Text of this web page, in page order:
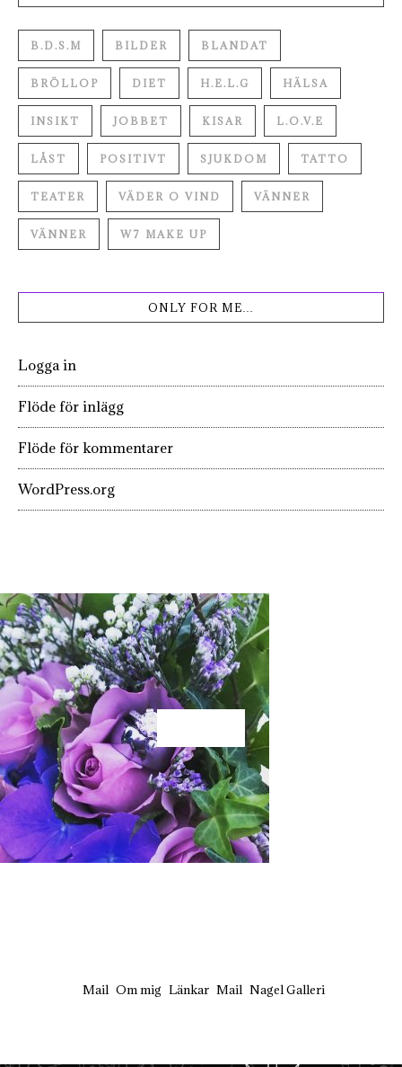
B.D.S.M BILDER BLANDAT
BRÖLLOP DIET H.E.L.G HÄLSA
INSIKT JOBBET KISAR L.O.V.E
LÅST POSITIVT SJUKDOM TATTO
TEATER VÄDER O VIND VÄNNER
VÄNNER W7 MAKE UP
ONLY FOR ME…
Logga in
Flöde för inlägg
Flöde för kommentarer
WordPress.org
Mail Om mig Länkar Mail Nagel Galleri